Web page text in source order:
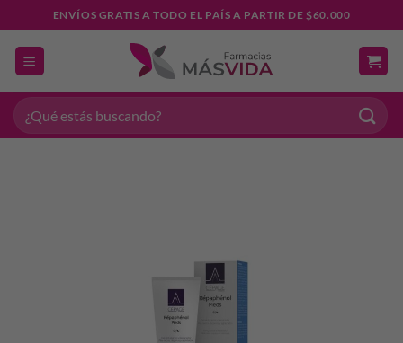
al
contenido
ENVÍOS GRATIS A TODO EL PAÍS A PARTIR DE $60.000
Buscar
por: